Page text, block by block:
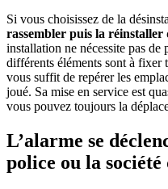
Si vous choisissez de la
rassembler puis la réinstaller
installation ne nécessite pas de
différents éléments sont à fixer
vous suffit de repérer les
joué. Sa mise en service est
vous pouvez toujours la
L’alarme se
police ou la société